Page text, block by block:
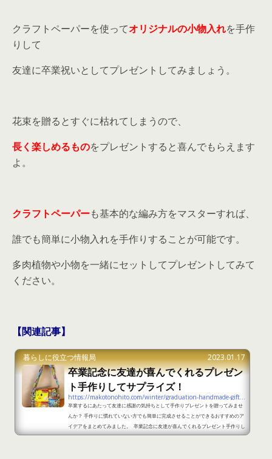
クラフトペーパーを使ってオリジナルの小物入れを手作
りして
友達に卒業祝いとしてプレゼントしてみましょう。
花束を贈るとすぐに枯れてしまうので、
長く楽しめるものをプレゼントすると喜んでもらえます
よ。
クラフトペーパーも基本的な編み方をマスターすれば、
誰でも簡単に小物入れを手作りすることが可能です。
多肉植物や小物を一緒にセットしてプレゼントしてみて
ください。
【関連記事】
暮らしに役立つ情報局 2023.01.17
卒業記念に友達が喜んでくれるプレゼン
ト手作りしてサプライズ！
https://makotonohito.com/winter/graduation-handmade-gift-summary
卒業するにあたって友達に感謝の気持ちとして手作りプレゼントを贈ってみませ
んか？ 手作りに慣れていない方でも簡単に完成させることができるおすすめのア
イデアをまとめてみました。 卒業記念に友達が喜んでくれるプレゼント手作りし
てサプライズ！part1 出典：https://original-smaphocase.com/magazine/